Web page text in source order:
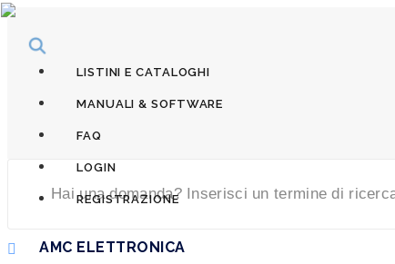
LISTINI E CATALOGHI
MANUALI & SOFTWARE
FAQ
LOGIN
REGISTRAZIONE
AMC ELETTRONICA